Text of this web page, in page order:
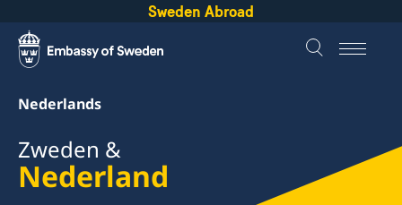
Sweden Abroad
Nederlands
Zweden &
Nederland